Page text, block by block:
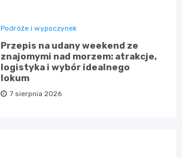
Podróże i wypoczynek
Przepis na udany weekend ze
znajomymi nad morzem: atrakcje,
logistyka i wybór idealnego
lokum
7 sierpnia 2026